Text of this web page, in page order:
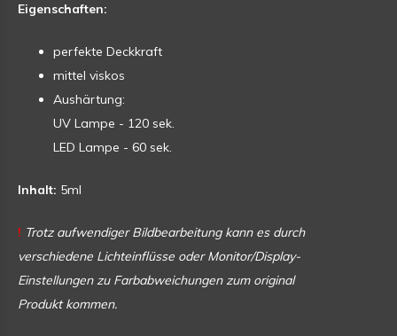
Eigenschaften:
perfekte Deckkraft
mittel viskos
Aushärtung:
UV Lampe - 120 sek.
LED Lampe - 60 sek.
Inhalt: 5ml
! Trotz aufwendiger Bildbearbeitung kann es durch
verschiedene Lichteinflüsse oder Monitor/Display-
Einstellungen zu Farbabweichungen zum original
Produkt kommen.